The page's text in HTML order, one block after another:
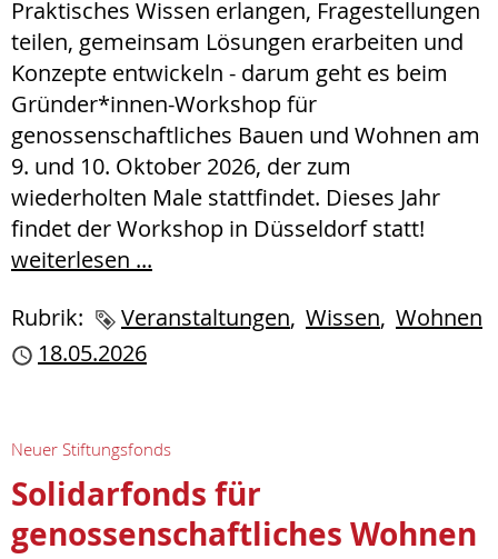
Praktisches Wissen erlangen, Fragestellungen
teilen, gemeinsam Lösungen erarbeiten und
Konzepte entwickeln - darum geht es beim
Gründer*innen-Workshop für
genossenschaftliches Bauen und Wohnen am
9. und 10. Oktober 2026, der zum
wiederholten Male stattfindet. Dieses Jahr
findet der Workshop in Düsseldorf statt!
weiterlesen ...
Rubrik:
Schlagworte
Veranstaltungen Wissen Wohnen
Publiziert
18.05.2026
Neuer Stiftungsfonds
Solidarfonds für
genossenschaftliches Wohnen